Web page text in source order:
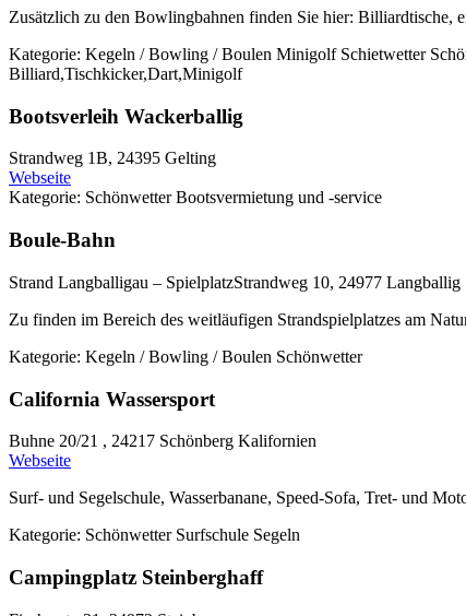
Zusätzlich zu den Bowlingbahnen finden Sie hier:
Kategorie: Kegeln / Bowling / Boulen Minigolf Schietwetter
Billiard,Tischkicker,Dart,Minigolf
Bootsverleih Wackerballig
Strandweg 1B, 24395 Gelting
Webseite
Kategorie: SchönwetterBootsvermietung und -service
Boule-Bahn
Strand Langballigau – SpielplatzStrandweg 10, 24977 Langballig
Zu finden im Bereich des weitläufigen Strandspielplatzes am
Kategorie: Kegeln / Bowling / Boulen Schönwetter
California Wassersport
Buhne 20/21 , 24217 Schönberg Kalifornien
Webseite
Surf- und Segelschule, Wasserbanane, Speed-Sofa, Tret- und
Kategorie: Schönwetter Surfschule Segeln
Campingplatz Steinberghaff